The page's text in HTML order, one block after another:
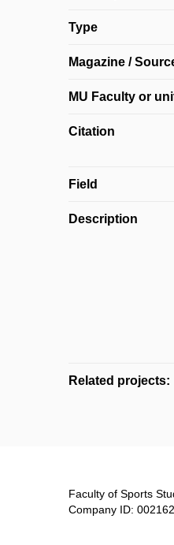
Type
Magazine /
MU Faculty or
Citation
Field
Description
Related projects:
Faculty of Sports
Company ID: